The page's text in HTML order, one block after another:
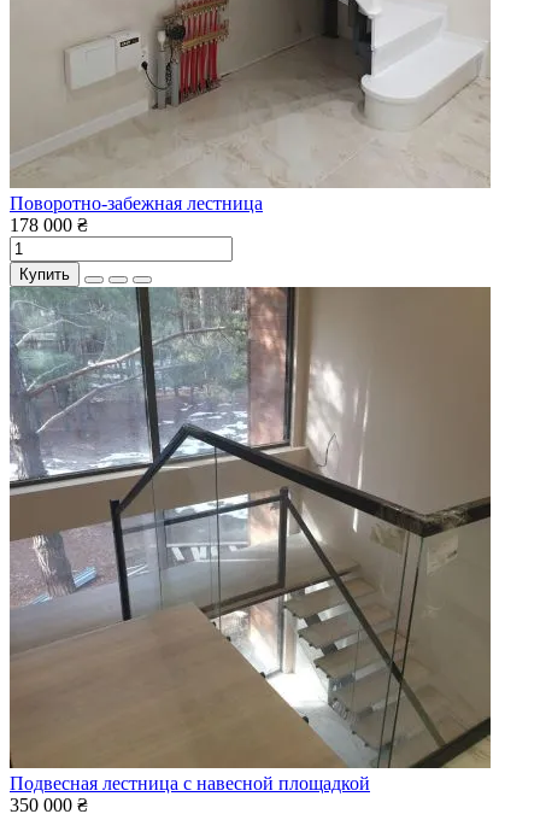
Поворотно-забежная лестница
178 000 ₴
Купить
Подвесная лестница с навесной площадкой
350 000 ₴